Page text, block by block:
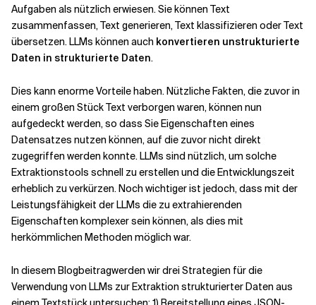
Verwandte Themen
Aufgaben als nützlich erwiesen. Sie können Text
zusammenfassen, Text generieren, Text klassifizieren oder Text
übersetzen. LLMs können auch konvertieren unstrukturierte
Daten in strukturierte Daten.
Dies kann enorme Vorteile haben. Nützliche Fakten, die zuvor in
einem großen Stück Text verborgen waren, können nun
aufgedeckt werden, so dass Sie Eigenschaften eines
Datensatzes nutzen können, auf die zuvor nicht direkt
zugegriffen werden konnte. LLMs sind nützlich, um solche
Extraktionstools schnell zu erstellen und die Entwicklungszeit
erheblich zu verkürzen. Noch wichtiger ist jedoch, dass mit der
Leistungsfähigkeit der LLMs die zu extrahierenden
Eigenschaften komplexer sein können, als dies mit
herkömmlichen Methoden möglich war.
In diesem Blogbeitragwerden wir drei Strategien für die
Verwendung von LLMs zur Extraktion strukturierter Daten aus